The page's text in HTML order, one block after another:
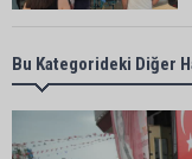
Bu Kategorideki Diğer